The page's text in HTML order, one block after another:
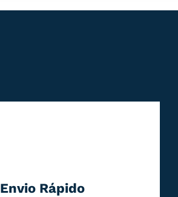
Envio Rápido